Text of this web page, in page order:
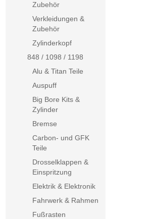
Zubehör
Verkleidungen &
Zubehör
Zylinderkopf
848 / 1098 / 1198
Alu & Titan Teile
Auspuff
Big Bore Kits &
Zylinder
Bremse
Carbon- und GFK
Teile
Drosselklappen &
Einspritzung
Elektrik & Elektronik
Fahrwerk & Rahmen
Fußrasten